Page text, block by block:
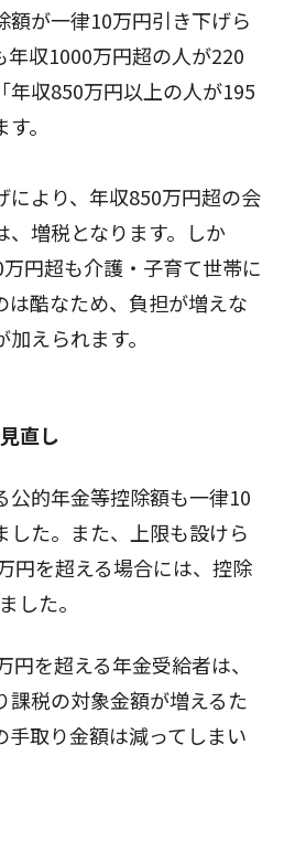
額が一律10万円引き下げら
年収1000万円超の人が220
年収850万円以上の人が195
。
により、年収850万円超の会
増税となります。しか
円超も介護・子育て世帯に
は酷なため、負担が増えな
えられます。
直し
公的年金等控除額も一律10
した。また、上限も設けら
円を超える場合には、控除
した。
を超える年金受給者は、
課税の対象金額が増えるた
手取り金額は減ってしまい